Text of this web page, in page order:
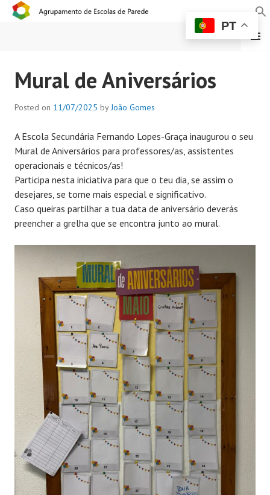
AGRUPAMENTO DE
ESCOLAS DE PAREDE
MENU
Mural de Aniversários
Posted on 11/07/2025 byJoão Gomes
A Escola Secundária Fernando Lopes-Graça inaugurou o seu
Mural de Aniversários para professores/as, assistentes
operacionais e técnicos/as!
Participa nesta iniciativa para que o teu dia, se assim o
desejares, se torne mais especial e significativo.
Caso queiras partilhar a tua data de aniversário deverás
preencher a grelha que se encontra junto ao mural.
PT